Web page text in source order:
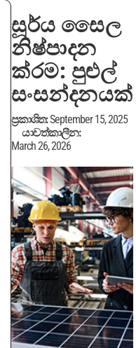
සූර්ය සෛල
නිෂ්පාදන
ක්රම: පුළුල්
සංසන්දනයක්
ප්‍රකාශිත:September 15, 2025
යාවත්කාලීන:
March 26, 2026